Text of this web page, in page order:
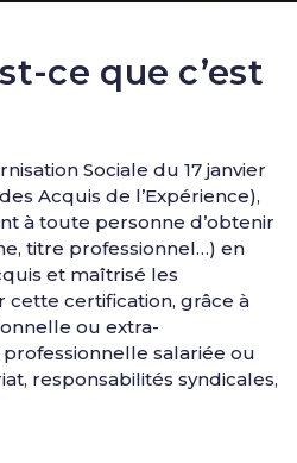
ce que c’est
Sociale du 17 janvier
Acquis de l’Expérience),
à toute personne d’obtenir
titre professionnel…) en
et maîtrisé les
cette certification, grâce à
ou extra-
salariée ou
responsabilités syndicales,